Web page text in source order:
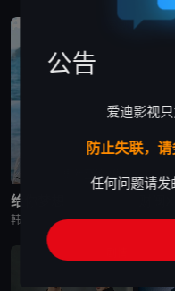
更新至第8集
给你梦想
韩剧《给你梦想》又名：Dream For You,그대에게 드림，讲述了：该剧是一部浪漫喜剧，讲述了连一个梦想都无所畏惧的十几岁，被现实挡住而受挫的二十几岁，像变成那样的大人的三十几岁的记者李载与一个
公告
爱迪影视
防止失联，
任何问题请发